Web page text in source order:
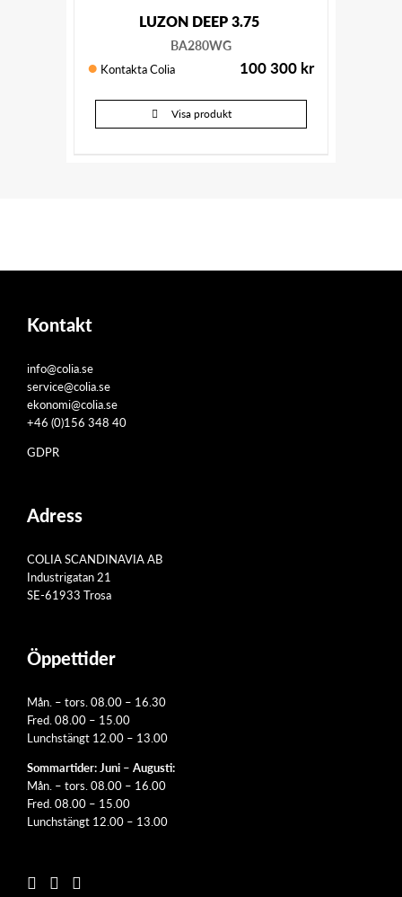
LUZON DEEP 3.75
BA280WG
Kontakta Colia 100 300 kr
Visa produkt
Kontakt
info@colia.se
service@colia.se
ekonomi@colia.se
+46 (0)156 348 40
GDPR
Adress
COLIA SCANDINAVIA AB
Industrigatan 21
SE-61933 Trosa
Öppettider
Mån. – tors. 08.00 – 16.30
Fred. 08.00 – 15.00
Lunchstängt 12.00 – 13.00
Sommartider: Juni – Augusti:
Mån. – tors. 08.00 – 16.00
Fred. 08.00 – 15.00
Lunchstängt 12.00 – 13.00